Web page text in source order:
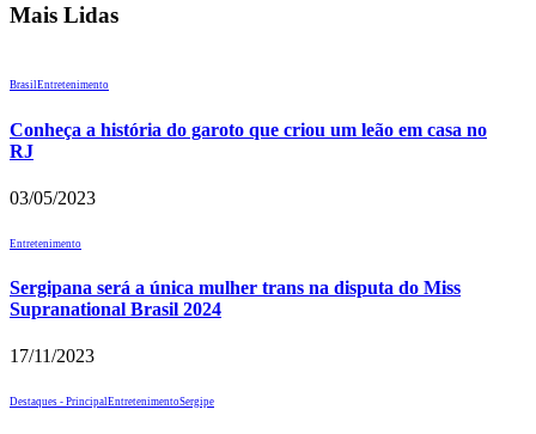
Mais Lidas
BrasilEntretenimento
Conheça a história do garoto que criou um leão em casa no
RJ
03/05/2023
Entretenimento
Sergipana será a única mulher trans na disputa do Miss
Supranational Brasil 2024
17/11/2023
Destaques - PrincipalEntretenimentoSergipe